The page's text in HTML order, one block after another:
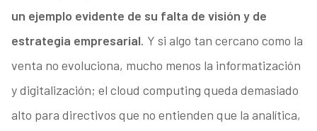
un ejemplo evidente de su falta de visión y de
estrategia empresarial. Y si algo tan cercano como la
venta no evoluciona, mucho menos la informatización
y digitalización; el cloud computing queda demasiado
alto para directivos que no entienden que la analítica,